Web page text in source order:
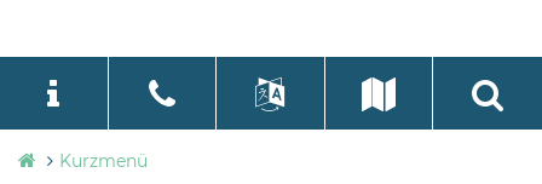
Stadtverwaltung
language
Kurzmenü